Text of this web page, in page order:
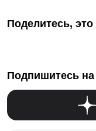
Поделитесь,
Подпишитесь